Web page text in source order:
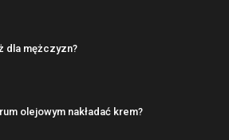
dla mężczyzn?
olejowym nakładać krem?